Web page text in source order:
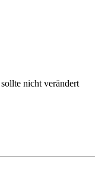
nicht verändert